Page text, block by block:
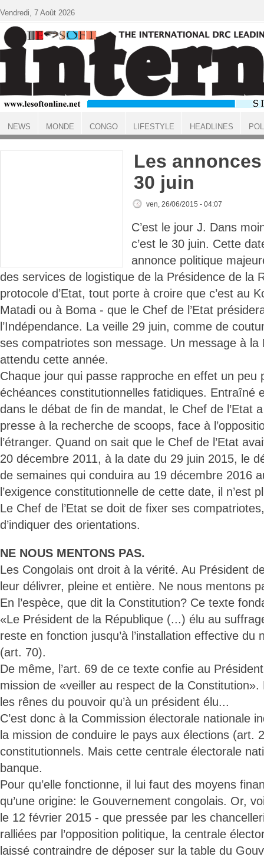
ACCUEIL
Les
30 juin
ven, 26/06/2015 - 04:07
C’est le jour J. Dans
c’est le 30 juin. Cette
annonce politique
des services de logistique de la Présidence de la
protocole d’Etat, tout porte à croire que c’est au
Matadi ou à Boma - que le Chef de l’Etat
l’Indépendance. La veille 29 juin, comme de
ses compatriotes son message. Un message à la
attendu cette année.
Chaque jour qui passe rapproche en effet un peu
échéances constitutionnelles fatidiques. Entraîné
dans le débat de fin de mandat, le Chef de l’Etat
presse à la recherche de scoops, face à
l’étranger. Quand on sait que le Chef de l’Etat
20 décembre 2011, à la date du 29 juin 2015, le
de semaines qui conduira au 19 décembre 2016
l’exigence constitutionnelle de cette date, il n’est
Le Chef de l’Etat se doit de fixer ses
d’indiquer des orientations.
NE NOUS MENTONS PAS.
Les Congolais ont droit à la vérité. Au Président
leur délivrer, pleine et entière. Ne nous mentons
En l’espèce, que dit la Constitution? Ce texte
«Le Président de la République (...) élu au
reste en fonction jusqu’à l’installation effective du
(art. 70).
De même, l’art. 69 de ce texte confie au
mission de «veiller au respect de la
les rênes du pouvoir qu’à un président élu...
C’est donc à la Commission électorale nationale
la mission de conduire le pays aux élections (art.
constitutionnels. Mais cette centrale électorale
banque.
Pour qu’elle fonctionne, il lui faut des moyens
qu’une origine: le Gouvernement congolais. Or,
le 12 février 2015 - que pressée par les
ralliées par l’opposition politique, la centrale
laissé contraindre de déposer sur la table du
Vendredi, 7 Août 2026
NEWS MONDE CONGO LIFESTYLE HEADLINES